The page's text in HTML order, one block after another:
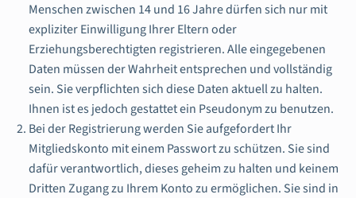
Menschen zwischen 14 und 16 Jahre dürfen sich nur mit
expliziter Einwilligung Ihrer Eltern oder
Erziehungsberechtigten registrieren. Alle eingegebenen
Daten müssen der Wahrheit entsprechen und vollständig
sein. Sie verpflichten sich diese Daten aktuell zu halten.
Ihnen ist es jedoch gestattet ein Pseudonym zu benutzen.
Bei der Registrierung werden Sie aufgefordert Ihr
Mitgliedskonto mit einem Passwort zu schützen. Sie sind
dafür verantwortlich, dieses geheim zu halten und keinem
Dritten Zugang zu Ihrem Konto zu ermöglichen. Sie sind in